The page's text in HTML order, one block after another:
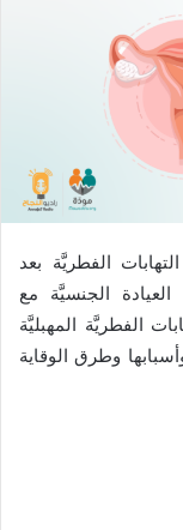
الفطريَّة بعد
العيادة الجنسيَّة مع
الفطريَّة المهبليَّة
وطرق الوقاية